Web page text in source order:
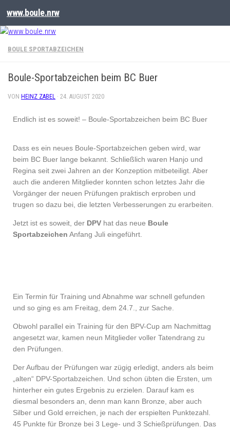
www.boule.nrw
BOULE SPORTABZEICHEN
Boule-Sportabzeichen beim BC Buer
VON HEINZ ZABEL · 24. AUGUST 2020
Endlich ist es soweit! – Boule-Sportabzeichen beim BC Buer
Dass es ein neues Boule-Sportabzeichen geben wird, war
beim BC Buer lange bekannt. Schließlich waren Hanjo und
Regina seit zwei Jahren an der Konzeption mitbeteiligt. Aber
auch die anderen Mitglieder konnten schon letztes Jahr die
Vorgänger der neuen Prüfungen praktisch erproben und
trugen so dazu bei, die letzten Verbesserungen zu erarbeiten.
Jetzt ist es soweit, der DPV hat das neue Boule
Sportabzeichen Anfang Juli eingeführt.
Ein Termin für Training und Abnahme war schnell gefunden
und so ging es am Freitag, dem 24.7., zur Sache.
Obwohl parallel ein Training für den BPV-Cup am Nachmittag
angesetzt war, kamen neun Mitglieder voller Tatendrang zu
den Prüfungen.
Der Aufbau der Prüfungen war zügig erledigt, anders als beim
„alten“ DPV-Sportabzeichen. Und schon übten die Ersten, um
hinterher ein gutes Ergebnis zu erzielen. Darauf kam es
diesmal besonders an, denn man kann Bronze, aber auch
Silber und Gold erreichen, je nach der erspielten Punktezahl.
45 Punkte für Bronze bei 3 Lege- und 3 Schießprüfungen. Das